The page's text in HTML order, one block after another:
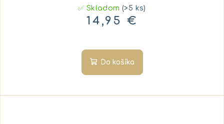
✅ Skladom(>5 ks)
14,95 €
Do košíka